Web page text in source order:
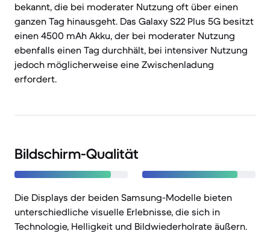
bekannt, die bei moderater Nutzung oft über einen
ganzen Tag hinausgeht. Das Galaxy S22 Plus 5G besitzt
einen 4500 mAh Akku, der bei moderater Nutzung
ebenfalls einen Tag durchhält, bei intensiver Nutzung
jedoch möglicherweise eine Zwischenladung
erfordert.
Bildschirm-Qualität
Die Displays der beiden Samsung-Modelle bieten
unterschiedliche visuelle Erlebnisse, die sich in
Technologie, Helligkeit und Bildwiederholrate äußern.